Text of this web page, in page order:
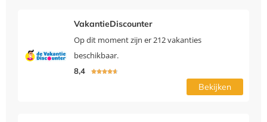
VakantieDiscounter
Op dit moment zijn er 212 vakanties
beschikbaar.
8,4 
Bekijken